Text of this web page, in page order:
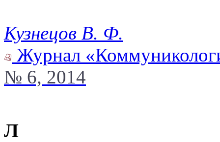
Кузнецов В. Ф.
Журнал
№ 6, 2014
Л